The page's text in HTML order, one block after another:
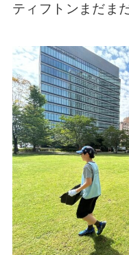
ティフトンまだま